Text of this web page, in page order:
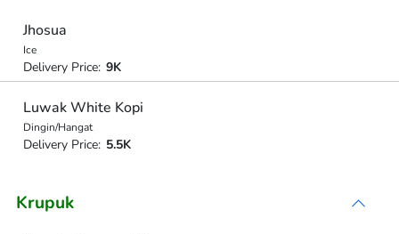
Jhosua
Ice
Delivery Price: 9K
Luwak White Kopi
Dingin/Hangat
Delivery Price: 5.5K
Krupuk